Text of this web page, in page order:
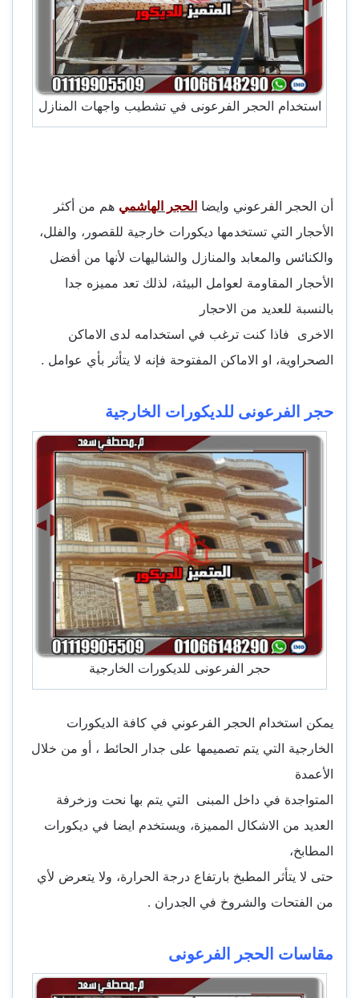
استخدام الحجر الفرعونى في تشطيب واجهات المنازل
أن الحجر الفرعوني وايضا الحجر الهاشمي هم من أكثر
الأحجار التي تستخدمها ديكورات خارجية للقصور، والفلل،
والكنائس والمعابد والمنازل والشاليهات لأنها من أفضل
الأحجار المقاومة لعوامل البيئة، لذلك تعد مميزه جدا
بالنسبة للعديد من الاحجار
الاخرى فاذا كنت ترغب في استخدامه لدى الاماكن
الصحراوية، او الاماكن المفتوحة فإنه لا يتأثر بأي عوامل .
حجر الفرعونى للديكورات الخارجية
حجر الفرعونى للديكورات الخارجية
يمكن استخدام الحجر الفرعوني في كافة الديكورات
الخارجية التي يتم تصميمها على جدار الحائط ، أو من خلال
الأعمدة
المتواجدة في داخل المبنى التي يتم بها نحت وزخرفة
العديد من الاشكال المميزة، ويستخدم ايضا في ديكورات
المطابخ،
حتى لا يتأثر المطبخ بارتفاع درجة الحرارة، ولا يتعرض لأي
من الفتحات والشروخ في الجدران .
مقاسات الحجر الفرعونى